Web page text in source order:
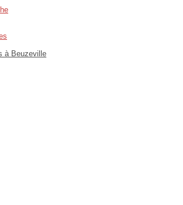
à Beuzeville